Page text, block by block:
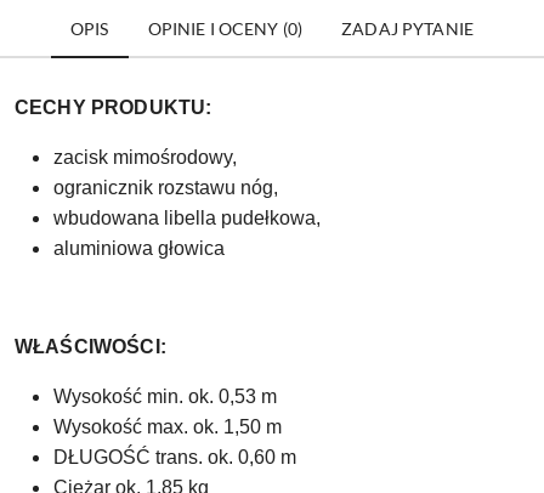
OPIS OPINIE I OCENY (0) ZADAJ PYTANIE
CECHY PRODUKTU:
zacisk mimośrodowy,
ogranicznik rozstawu nóg,
wbudowana libella pudełkowa,
aluminiowa głowica
WŁAŚCIWOŚCI:
Wysokość min. ok. 0,53 m
Wysokość max. ok. 1,50 m
DŁUGOŚĆ trans. ok. 0,60 m
Ciężar ok. 1,85 kg